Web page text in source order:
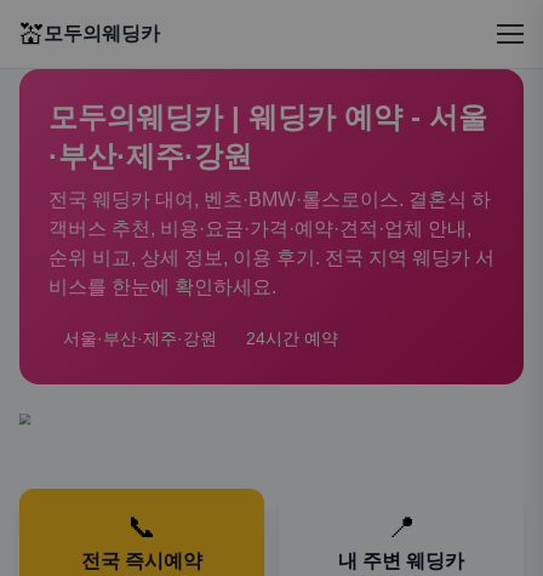
💒 모두의웨딩카
모두의웨딩카 | 웨딩카 예약 - 서울
·부산·제주·강원
전국 웨딩카 대여, 벤츠·BMW·롤스로이스. 결혼식 하
객버스 추천, 비용·요금·가격·예약·견적·업체 안내,
순위 비교, 상세 정보, 이용 후기. 전국 지역 웨딩카 서
비스를 한눈에 확인하세요.
서울·부산·제주·강원 24시간 예약
📞
전국 즉시예약
📍
내 주변 웨딩카